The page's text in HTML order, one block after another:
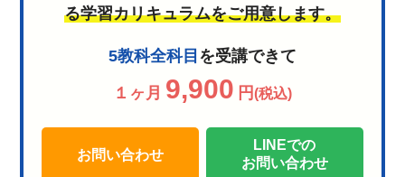
る学習カリキュラムをご用意します。
5教科全科目 を受講できて
１ヶ月 9,900 円(税込)
お問い合わせ
LINEでの
お問い合わせ